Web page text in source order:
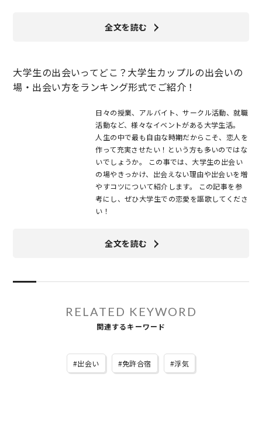
全文を読む
大学生の出会いってどこ？大学生カップルの出会いの
場・出会い方をランキング形式でご紹介！
日々の授業、アルバイト、サークル活動、就職
活動など、様々なイベントがある大学生活。
人生の中で最も自由な時期だからこそ、恋人を
作って充実させたい！という方も多いのではな
いでしょうか。 この事では、大学生の出会い
の場やきっかけ、出会えない理由や出会いを増
やすコツについて紹介します。 この記事を参
考にし、ぜひ大学生での恋愛を謳歌してくださ
い！
全文を読む
RELATED KEYWORD
関連するキーワード
出会い 免許合宿 浮気